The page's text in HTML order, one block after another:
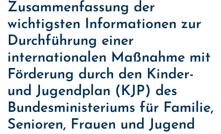
Zusammenfassung der
wichtigsten Informationen zur
Durchführung einer
internationalen Maßnahme mit
Förderung durch den Kinder-
und Jugendplan (KJP) des
Bundesministeriums für Familie,
Senioren, Frauen und Jugend